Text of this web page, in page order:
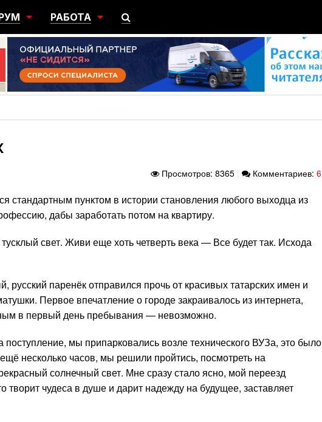
РАБОТА
ПОИСК РАБОТЫ
РАЗМЕСТИТЬ ВАКАНСИЮ
Просмотров: 8365 Комментариев: 6
стандартным пунктом в истории становления любого выходца из
дабы заработать потом на квартиру.
свет. Живи еще хоть четверть века — Все будет так. Исхода
русский паренёк отправился прочь от красивых татарских имен и
Первое впечатление о городе закраивалось из интернета,
в первый день пребывания — невозможно.
мы припарковались возле технического ВУЗа, это было
несколько часов, мы решили пройтись, посмотреть на
солнечный свет. Мне сразу стало ясно, мой переезд
творит чудеса в душе и дарит надежду на будущее, заставляет